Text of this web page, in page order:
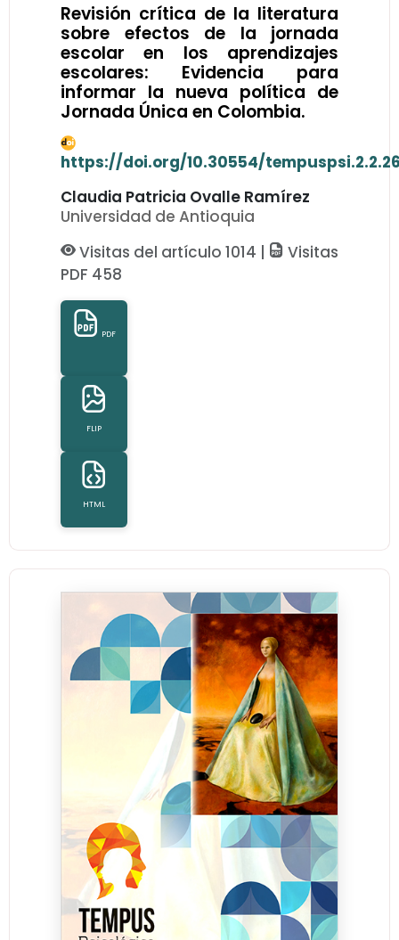
Revisión crítica de la literatura
sobre efectos de la jornada
escolar en los aprendizajes
escolares: Evidencia para
informar la nueva política de
Jornada Única en Colombia.
https://doi.org/10.30554/
Claudia Patricia Ovalle Ramírez
Universidad de Antioquia
Visitas del artículo 1014 |
Visitas
PDF 458
PDF
FLIP
HTML